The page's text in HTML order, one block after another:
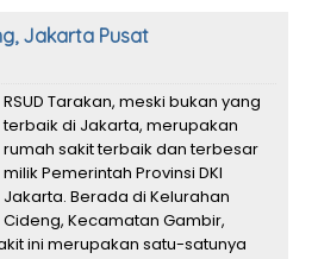
Jakarta Pusat
RSUD Tarakan, meski bukan yang
terbaik di Jakarta, merupakan
rumah sakit terbaik dan terbesar
milik Pemerintah Provinsi DKI
Jakarta. Berada di Kelurahan
Cideng, Kecamatan Gambir,
ini merupakan satu-satunya